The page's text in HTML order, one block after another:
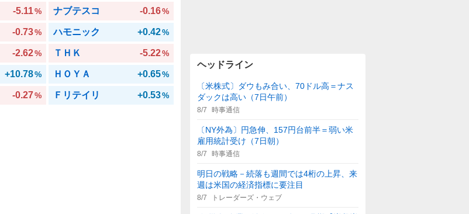
-5.11% ナブテスコ -0.16%
-0.73% ハモニック +0.42%
-2.62% ＴＨＫ -5.22%
+10.78% ＨＯＹＡ +0.65%
-0.27% Ｆリテイリ +0.53%
ヘッドライン
〔米株式〕ダウもみ合い、70ドル高＝ナス
ダックは高い（7日午前）
8/7 時事通信
〔NY外為〕円急伸、157円台前半＝弱い米
雇用統計受け（7日朝）
8/7 時事通信
明日の戦略－続落も週間では4桁の上昇、来
週は米国の経済指標に要注目
8/7 トレーダーズ・ウェブ